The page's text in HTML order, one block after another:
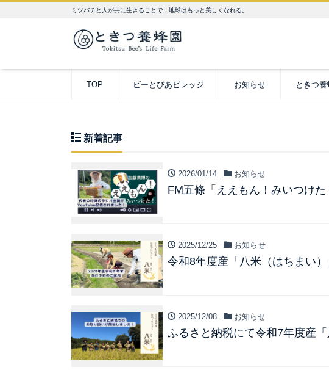
ミツバチと人が共に生きることで、地球はもっと美しくなれる。
TOP ビーとぴあビレッジ お知らせ ときつ
新着記事
2026/01/14 お知らせ
FM五條「ええもん！みいつけ
2025/12/25 お知らせ
令和8年度産「八米（はちまい
2025/12/08 お知らせ
ふるさと納税にて令和7年度産